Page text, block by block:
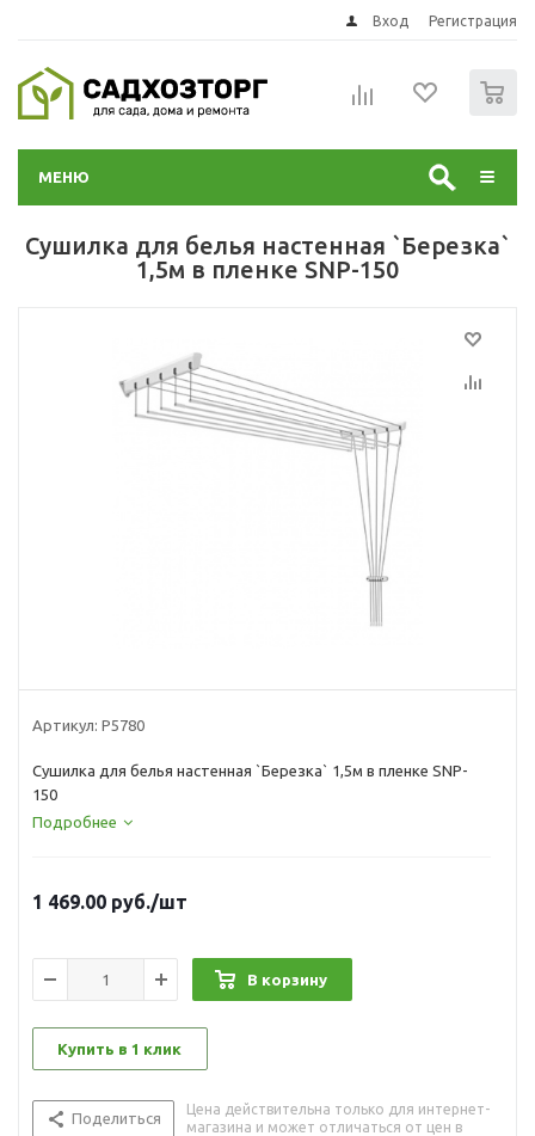
Вход Регистрация
МЕНЮ
Сушилка для белья настенная `Березка`
1,5м в пленке SNP-150
Артикул: Р5780
Сушилка для белья настенная `Березка` 1,5м в пленке SNP-
150
Подробнее
1 469.00 руб./шт
В корзину
Купить в 1 клик
Поделиться
Цена действительна только для интернет-
магазина и может отличаться от цен в